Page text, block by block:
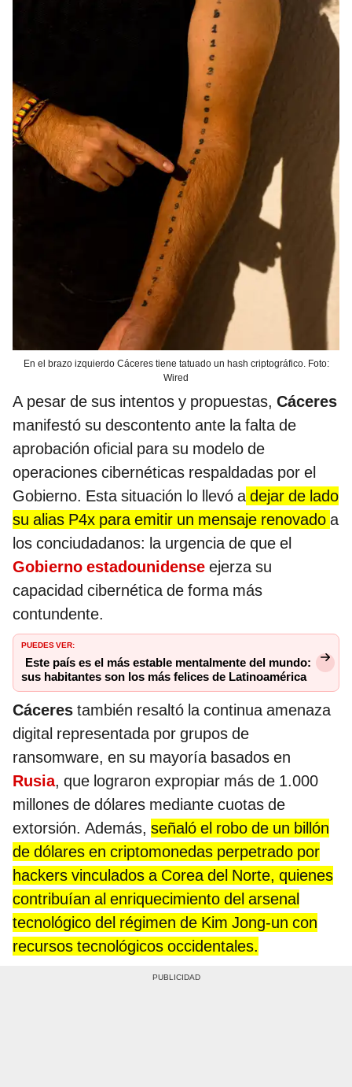
En el brazo izquierdo Cáceres tiene tatuado un hash criptográfico. Foto:
Wired
A pesar de sus intentos y propuestas, Cáceres
manifestó su descontento ante la falta de
aprobación oficial para su modelo de
operaciones cibernéticas respaldadas por el
Gobierno. Esta situación lo llevó a dejar de lado
su alias P4x para emitir un mensaje renovado a
los conciudadanos: la urgencia de que el
Gobierno estadounidense ejerza su
capacidad cibernética de forma más
contundente.
PUEDES VER:
Este país es el más estable mentalmente del mundo:
sus habitantes son los más felices de Latinoamérica
Cáceres también resaltó la continua amenaza
digital representada por grupos de
ransomware, en su mayoría basados en
Rusia, que lograron expropiar más de 1.000
millones de dólares mediante cuotas de
extorsión. Además, señaló el robo de un billón
de dólares en criptomonedas perpetrado por
hackers vinculados a Corea del Norte, quienes
contribuían al enriquecimiento del arsenal
tecnológico del régimen de Kim Jong-un con
recursos tecnológicos occidentales.